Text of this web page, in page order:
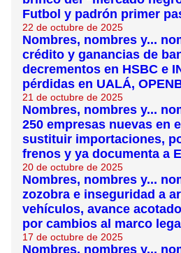
Futbol y padrón primer
22 de octubre de 2025
Nombres, nombres y...
crédito y ganancias de
decrementos en HSBC e
pérdidas en UALÁ,
21 de octubre de 2025
Nombres, nombres y...
250 empresas nuevas en
sustituir importaciones,
frenos y ya documenta a
20 de octubre de 2025
Nombres, nombres y...
zozobra e inseguridad a
vehículos, avance
por cambios al marco legal
17 de octubre de 2025
Nombres, nombres y...